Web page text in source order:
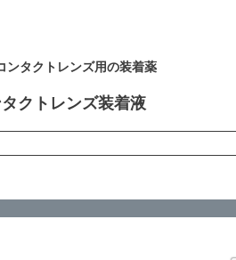
ンタクトレンズ用の装着薬
クトレンズ装着液